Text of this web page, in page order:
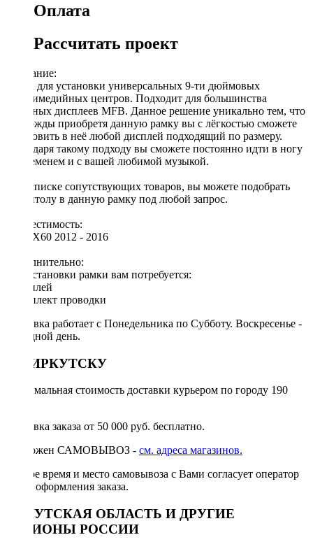
Оплата
Рассчитать проект
Описание:
Рамка для установки универсальных 9-ти дюймовых
мультимедийных центров. Подходит для большинства
овальных дисплеев MFB. Данное решение уникально тем, что
единожды приобретя данную рамку вы с лёгкостью сможете
установить в неё любой дисплей подходящий по размеру.
Благодаря такому подходу вы сможете постоянно идти в ногу
со временем и с вашей любимой музыкой.
[!] В списке сопутствующих товаров, вы можете подобрать
магнитолу в данную рамку под любой запрос.
Совместимость:
Lifan X60 2012 - 2016
Дополнительно:
Для установки рамки вам потребуется:
◦ дисплей
◦ комплект проводки
Доставка работает с Понедельника по Субботу. Воскресенье -
выходной день.
ПО ИРКУТСКУ
Минимальная стоимость доставки курьером по городу 190
Доставка заказа от 50 000 руб. бесплатно.
Возможен САМОВЫВОЗ - см. адреса магазинов.
Точное время и место самовывоза с Вами согласует оператор
после оформления заказа.
ИРКУТСКАЯ ОБЛАСТЬ И ДРУГИЕ
РЕГИОНЫ РОССИИ